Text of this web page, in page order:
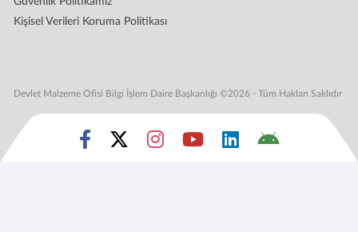
Kişisel Verileri Koruma Politikası
Devlet Malzeme Ofisi Bilgi İşlem Daire Başkanlığı ©2026 - Tüm Hakları Saklıdır